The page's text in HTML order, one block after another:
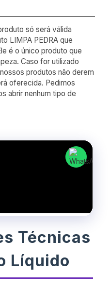
só será válida
LIMPA PEDRA que
é o único produto que
Caso for utilizado
produtos não derem
oferecida. Pedimos
abrir nenhum tipo de
Técnicas
Líquido